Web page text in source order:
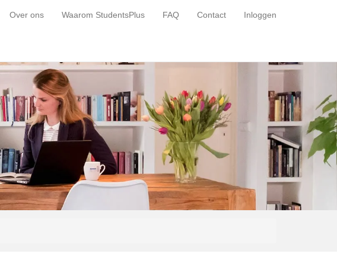
Over ons Waarom StudentsPlus FAQ Contact Inloggen